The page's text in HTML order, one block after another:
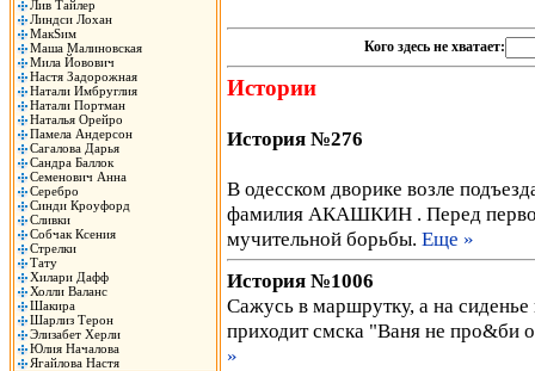
Лив Тайлер
Линдси Лохан
МакSим
Маша Малиновская
Мила Йовович
Настя Задорожная
Натали Имбруглия
Натали Портман
Наталья Орейро
Памела Андерсон
Сагалова Дарья
Сандра Баллок
Семенович Анна
Серебро
Синди Кроуфорд
Сливки
Собчак Ксения
Стрелки
Тату
Хилари Дафф
Холли Валанс
Шакира
Шарлиз Терон
Элизабет Херли
Юлия Началова
Ягайлова Настя
Кого здесь не хватает:
Истории
История №276
В одесском дворике возле
фамилия АКАШКИН . Перед
мучительной борьбы. Еще »
История №1006
Сажусь в маршрутку, а на сиденье
приходит смска "Ваня не про&би
»